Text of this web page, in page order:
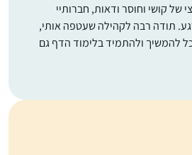
של קושי וחוסר ודאות, חברותיי
תודה רבה לקהילה שעטפה אותי,
להמשיך ולהתמיד בלימוד הדף גם